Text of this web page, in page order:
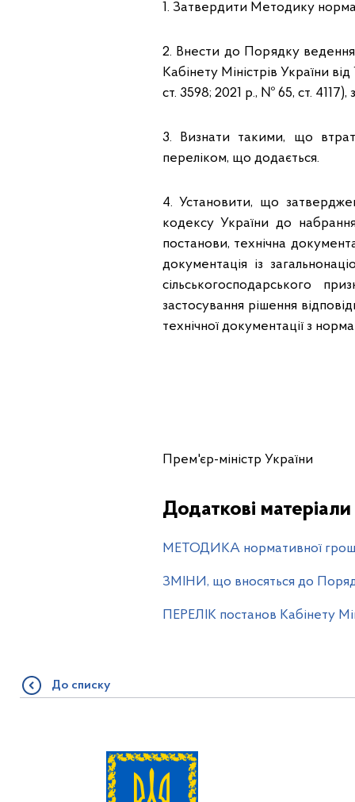
1. Затвердити Методику
2. Внести до Порядку
Кабінету Міністрів України
ст. 3598; 2021 р., № 65, ст.
3. Визнати такими, що
переліком, що додається.
4. Установити, що
кодексу України до
постанови, технічна
документація із
сільськогосподарського
застосування рішення
технічної документації з
Прем'єр-міністр
Додаткові матеріали
МЕТОДИКА нормативної
ЗМІНИ, що вносяться до
ПЕРЕЛІК постанов Кабінету
До списку